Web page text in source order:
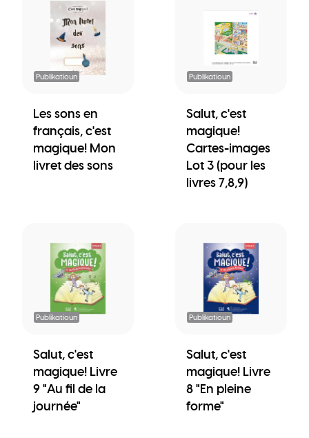
Publikatioun
Les sons en
français, c'est
magique! Mon
livret des sons
Publikatioun
Salut, c'est
magique!
Cartes-images
Lot 3 (pour les
livres 7,8,9)
Publikatioun
Salut, c'est
magique! Livre
9 "Au fil de la
journée"
Publikatioun
Salut, c'est
magique! Livre
8 "En pleine
forme"